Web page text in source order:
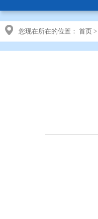
您现在所在的位置： 首页 >